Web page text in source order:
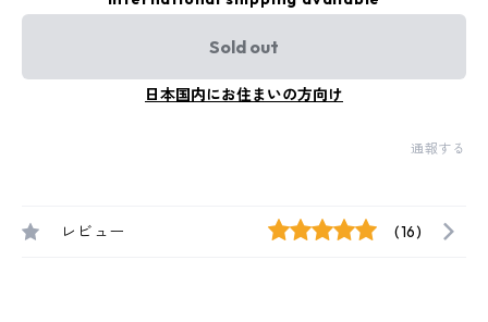
Sold out
日本国内にお住まいの方向け
通報する
レビュー (16)